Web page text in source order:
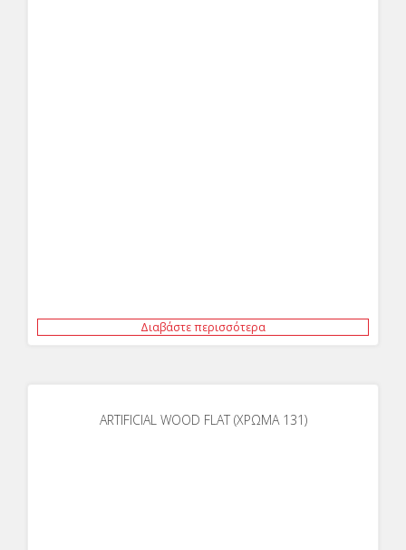
Διαβάστε περισσότερα
ARTIFICIAL WOOD FLAT (ΧΡΩΜΑ 131)